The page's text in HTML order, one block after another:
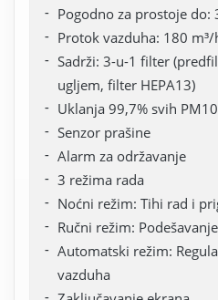
Pogodno za prostoje do:
Protok vazduha: 180 m³/
Sadrži: 3-u-1 filter
ugljem, filter HEPA13)
Uklanja 99,7% svih
Senzor prašine
Alarm za održavanje
3 režima rada
Noćni režim: Tihi rad i
Ručni režim:
Automatski režim:
vazduha